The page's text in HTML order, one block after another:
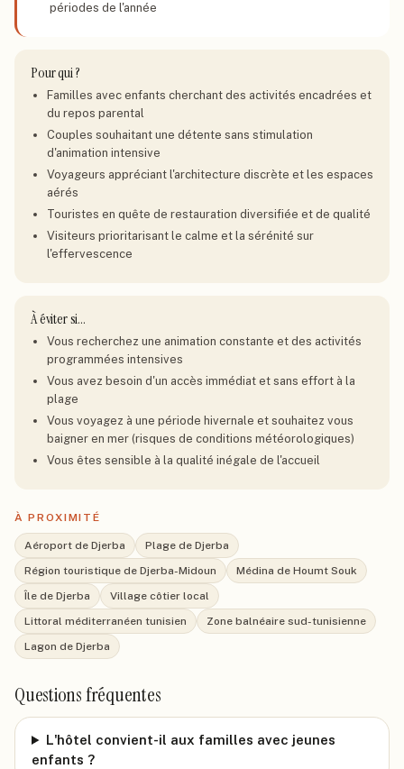
périodes de l'année
Pour qui ?
Familles avec enfants cherchant des activités encadrées et
du repos parental
Couples souhaitant une détente sans stimulation
d'animation intensive
Voyageurs appréciant l'architecture discrète et les espaces
aérés
Touristes en quête de restauration diversifiée et de qualité
Visiteurs prioritarisant le calme et la sérénité sur
l'effervescence
À éviter si…
Vous recherchez une animation constante et des activités
programmées intensives
Vous avez besoin d'un accès immédiat et sans effort à la
plage
Vous voyagez à une période hivernale et souhaitez vous
baigner en mer (risques de conditions météorologiques)
Vous êtes sensible à la qualité inégale de l'accueil
À PROXIMITÉ
Aéroport de Djerba
Plage de Djerba
Région touristique de Djerba-Midoun
Médina de Houmt Souk
Île de Djerba
Village côtier local
Littoral méditerranéen tunisien
Zone balnéaire sud-tunisienne
Lagon de Djerba
Questions fréquentes
L'hôtel convient-il aux familles avec jeunes
enfants ?